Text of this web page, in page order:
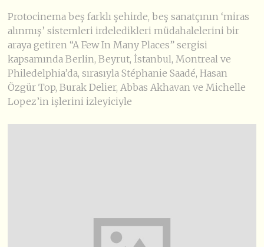
Protocinema beş farklı şehirde, beş sanatçının ‘miras
alınmış’ sistemleri irdeledikleri müdahalelerini bir
araya getiren “A Few In Many Places” sergisi
kapsamında Berlin, Beyrut, İstanbul, Montreal ve
Philedelphia’da, sırasıyla Stéphanie Saadé, Hasan
Özgür Top, Burak Delier, Abbas Akhavan ve Michelle
Lopez’in işlerini izleyiciyle